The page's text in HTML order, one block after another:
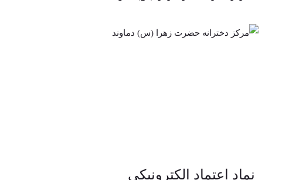
نماد اعتماد الکترونیکی